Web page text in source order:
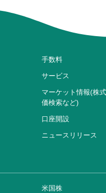
手数料
サービス
マーケット情報(株
価検索など)
口座開設
ニュースリリース
米国株